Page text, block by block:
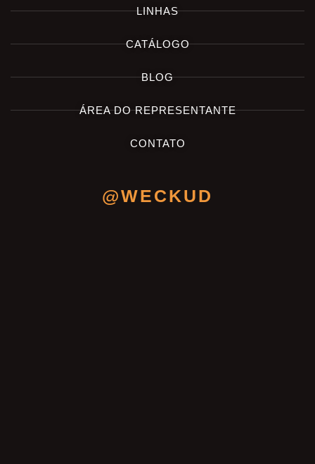
LINHAS
CATÁLOGO
BLOG
ÁREA DO REPRESENTANTE
CONTATO
@WECKUD